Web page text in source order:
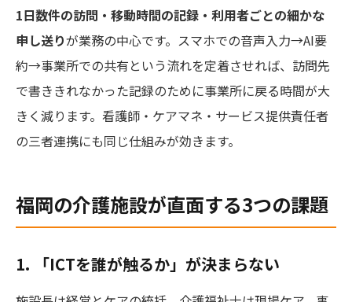
1日数件の訪問・移動時間の記録・利用者ごとの細かな
申し送りが業務の中心です。スマホでの音声入力→AI要
約→事業所での共有という流れを定着させれば、訪問先
で書ききれなかった記録のために事業所に戻る時間が大
きく減ります。看護師・ケアマネ・サービス提供責任者
の三者連携にも同じ仕組みが効きます。
福岡の介護施設が直面する3つの課題
1. 「ICTを誰が触るか」が決まらない